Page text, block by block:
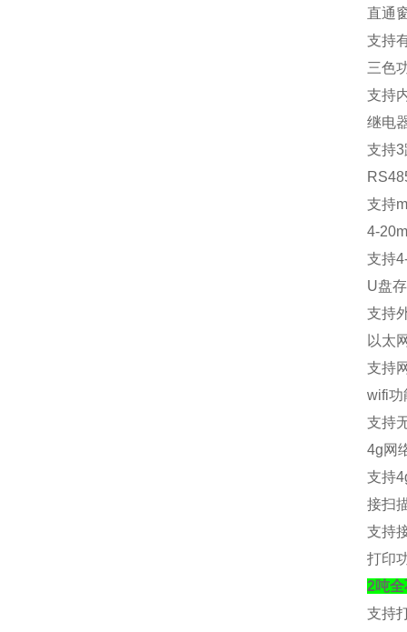
直通
支持
三色
支持
继电
支持3
支持
4-
支持
U盘
支持
以太
支持
wifi功
支持
4g网
支持
接扫
支持
打印
2吨
支持